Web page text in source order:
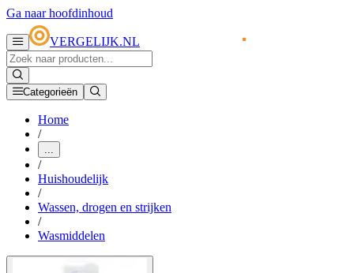
Ga naar hoofdinhoud
VERGELIJK.NL
Categorieën
Home
/
...
/
Huishoudelijk
/
Wassen, drogen en strijken
/
Wasmiddelen